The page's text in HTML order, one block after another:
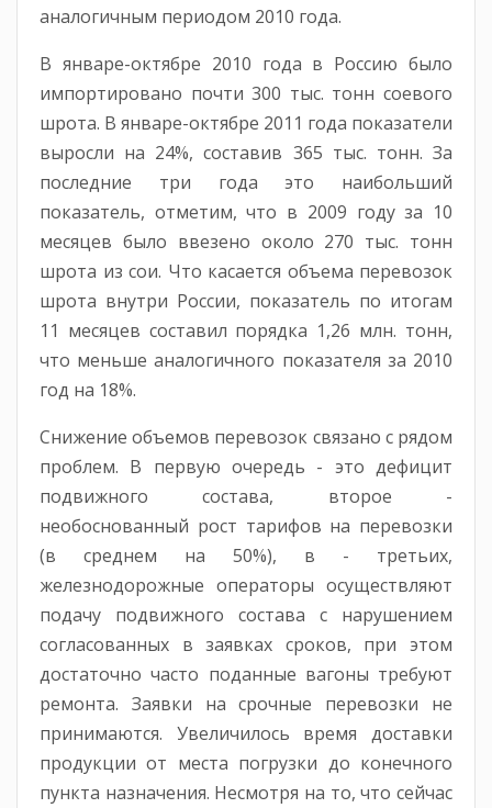
аналогичным периодом 2010 года.
В январе-октябре 2010 года в Россию было
импортировано почти 300 тыс. тонн соевого
шрота. В январе-октябре 2011 года показатели
выросли на 24%, составив 365 тыс. тонн. За
последние три года это наибольший
показатель, отметим, что в 2009 году за 10
месяцев было ввезено около 270 тыс. тонн
шрота из сои. Что касается объема перевозок
шрота внутри России, показатель по итогам
11 месяцев составил порядка 1,26 млн. тонн,
что меньше аналогичного показателя за 2010
год на 18%.
Снижение объемов перевозок связано с рядом
проблем. В первую очередь - это дефицит
подвижного состава, второе -
необоснованный рост тарифов на перевозки
(в среднем на 50%), в - третьих,
железнодорожные операторы осуществляют
подачу подвижного состава с нарушением
согласованных в заявках сроков, при этом
достаточно часто поданные вагоны требуют
ремонта. Заявки на срочные перевозки не
принимаются. Увеличилось время доставки
продукции от места погрузки до конечного
пункта назначения. Несмотря на то, что сейчас